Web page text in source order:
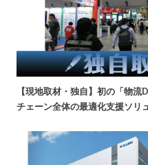
【現地取材・独自】初の「物流
チェーン全体の最適化支援ソリ